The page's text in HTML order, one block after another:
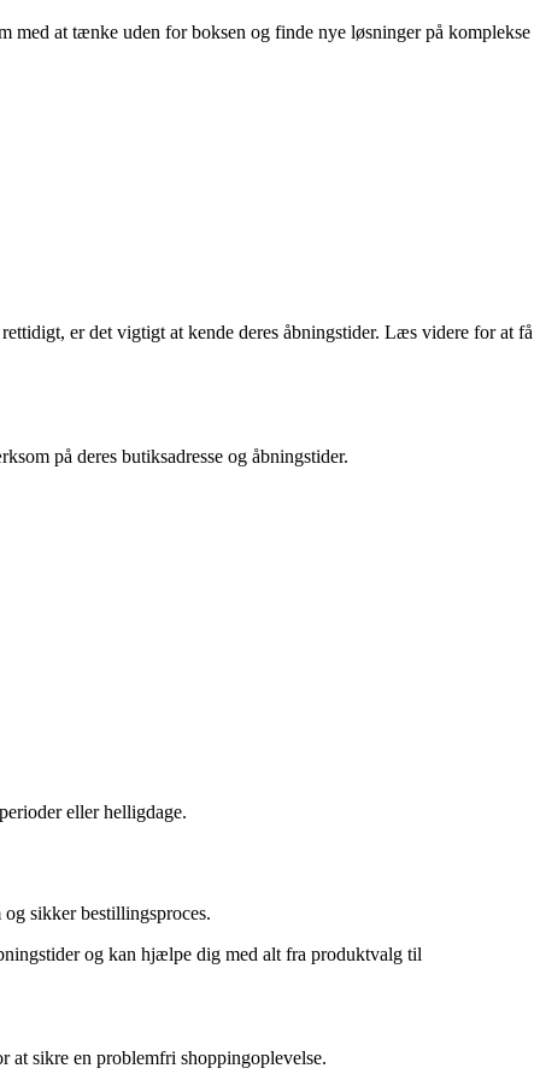
med at tænke uden for boksen og finde nye løsninger på komplekse
er det vigtigt at kende deres åbningstider. Læs videre for at få
på deres butiksadresse og åbningstider.
eller helligdage.
sikker bestillingsproces.
og kan hjælpe dig med alt fra produktvalg til
at sikre en problemfri shoppingoplevelse.